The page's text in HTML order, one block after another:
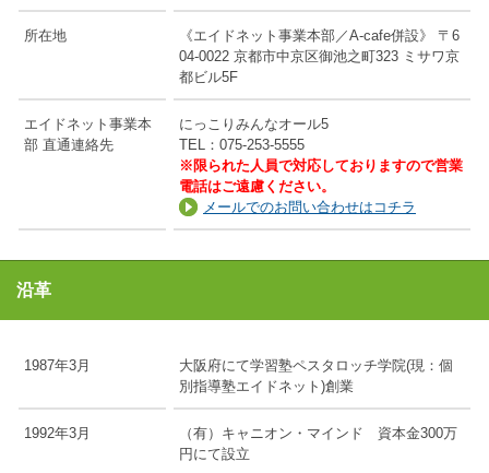
所在地
《エイドネット事業本部／A-cafe併設》 〒6
04-0022 京都市中京区御池之町323 ミサワ京
都ビル5F
エイドネット事業本
部 直通連絡先
にっこりみんなオール5
TEL：075-253-5555
※限られた人員で対応しておりますので営業
電話はご遠慮ください。
メールでのお問い合わせはコチラ
沿革
1987年3月
大阪府にて学習塾ペスタロッチ学院(現：個
別指導塾エイドネット)創業
1992年3月
（有）キャニオン・マインド 資本金300万
円にて設立